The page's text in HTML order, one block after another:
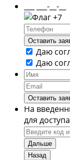
___ ___-__-__
+7
Оставить
Даю
Даю
Оставить
На
для
Дальше
Назад